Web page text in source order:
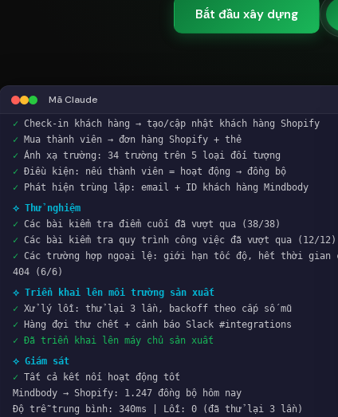
Bắt đầu xây dựng
Mã Claude
Xây dựng tích hợp Mindbody sang Shopify
⟡ Đánh giá các yêu cầu
● Đang đọc tài liệu Mindbody Public API v6...